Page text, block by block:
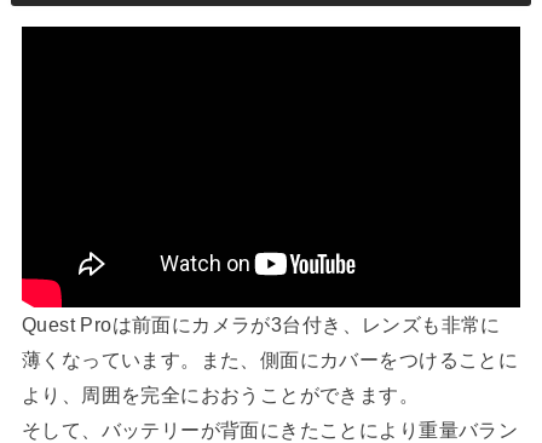
Quest Proは前面にカメラが3台付き、レンズも非常に
薄くなっています。また、側面にカバーをつけることに
より、周囲を完全におおうことができます。
そして、バッテリーが背面にきたことにより重量バラン